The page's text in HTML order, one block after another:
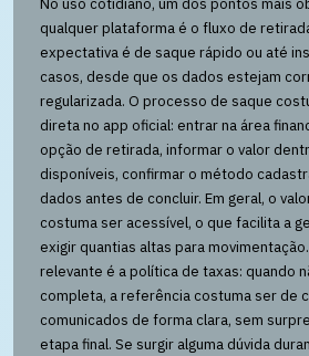
No uso cotidiano, um dos pontos mais
qualquer plataforma é o fluxo de
expectativa é de saque rápido ou até
casos, desde que os dados estejam
regularizada. O processo de saque
direta no app oficial: entrar na área
opção de retirada, informar o valor
disponíveis, confirmar o método
dados antes de concluir. Em geral, o
costuma ser acessível, o que facilita a
exigir quantias altas para
relevante é a política de taxas: quando
completa, a referência costuma ser de
comunicados de forma clara, sem
etapa final. Se surgir alguma dúvida